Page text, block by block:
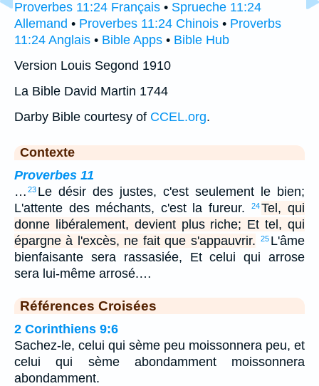
Proverbes 11:24 Français • Sprueche 11:24
Allemand • Proverbes 11:24 Chinois • Proverbs
11:24 Anglais • Bible Apps • Bible Hub
Version Louis Segond 1910
La Bible David Martin 1744
Darby Bible courtesy of CCEL.org.
Contexte
Proverbes 11
… 23 Le désir des justes, c'est seulement le bien;
L'attente des méchants, c'est la fureur.
24 Tel, qui
donne libéralement, devient plus riche; Et tel, qui
épargne à l'excès, ne fait que s'appauvrir.
25 L'âme
bienfaisante sera rassasiée, Et celui qui arrose
sera lui-même arrosé.…
Références Croisées
2 Corinthiens 9:6
Sachez-le, celui qui sème peu moissonnera peu, et
celui qui sème abondamment moissonnera
abondamment.